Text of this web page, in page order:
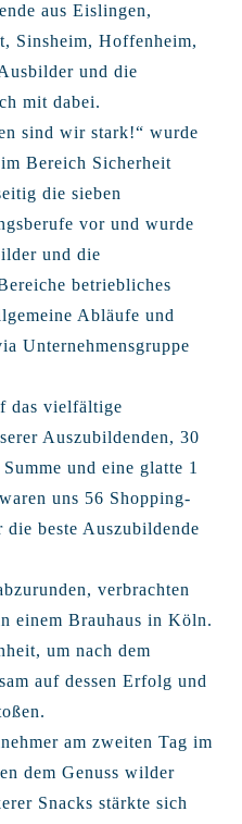
aus Eislingen,
Sinsheim, Hoffenheim,
und die
mit dabei.
sind wir stark!“ wurde
Bereich Sicherheit
die sieben
vor und wurde
und die
betriebliches
Abläufe und
Unternehmensgruppe
das vielfältige
Auszubildenden, 30
und eine glatte 1
uns 56 Shopping-
beste Auszubildende
verbrachten
einem Brauhaus in Köln.
um nach dem
auf dessen Erfolg und
am zweiten Tag im
dem Genuss wilder
Snacks stärkte sich